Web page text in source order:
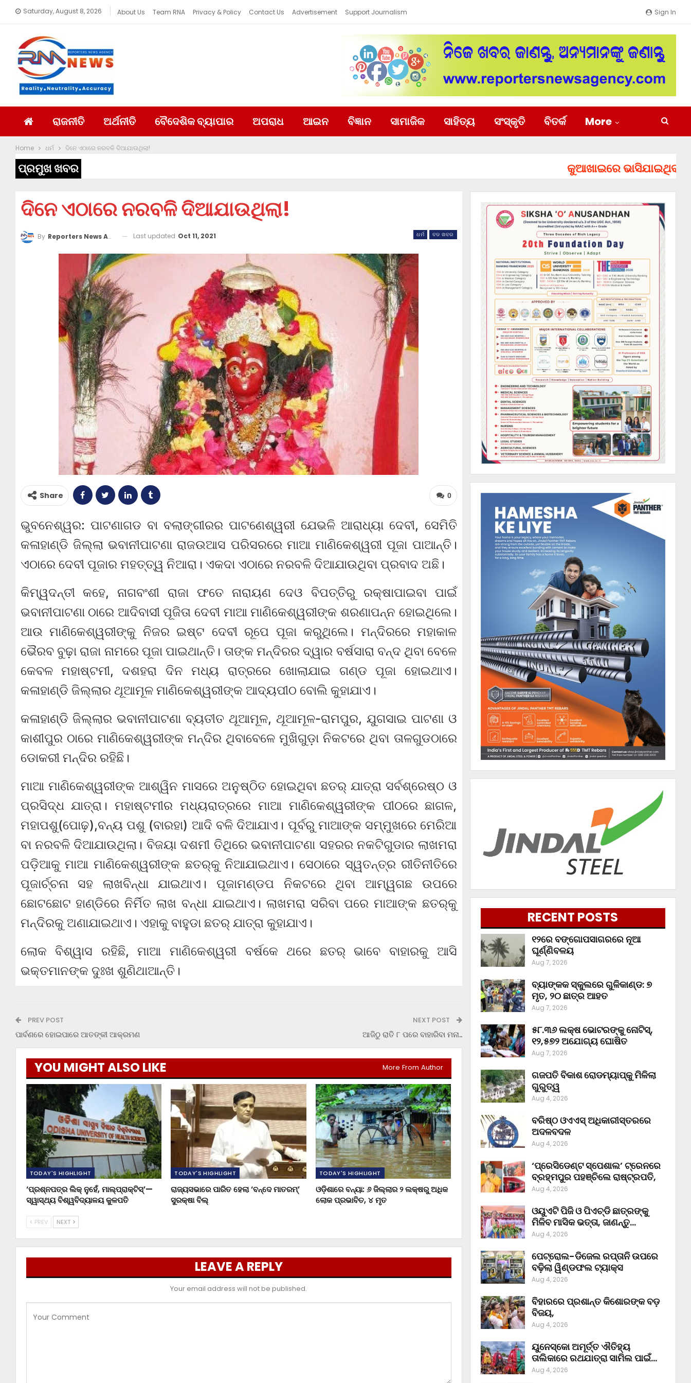
Sign In
Saturday, August 8, 2026 About Us Team RNA Privacy & Policy Contact Us Advertisement Support Journalism
ରାଜନୀତି ଅର୍ଥନୀତି ବୈଦେଶିକ ବ୍ୟାପାର ଅପରାଧ ଆଇନ ବିଜ୍ଞାନ ସାମାଜିକ ସାହିତ୍ୟ ସଂସ୍କୃତି ବିତର୍କ More
Home ଧର୍ମ ଦିନେ ଏଠାରେ ନରବଳି ଦିଆଯାଉଥିଲା!
ପ୍ରମୁଖ ଖବର କୁଆଖାଇରେ ଭାସିଯାଇଥିବା ୨
ଦିନେ ଏଠାରେ ନରବଳି ଦିଆଯାଉଥିଲା!
ଧର୍ମ ବଡ ଖବର
By Reporters News Agency Last updated Oct 11, 2021
0
Share
ଭୁବନେଶ୍ୱର: ପାଟଣାଗଡ ବା ବଲାଙ୍ଗୀରର ପାଟଣେଶ୍ୱରୀ ଯେଭଳି ଆରାଧ୍ୟା ଦେବୀ, ସେମିତି
କଳାହାଣ୍ଡି ଜିଲ୍ଲା ଭବାନୀପାଟଣା ରାଜଉଆସ ପରିସରରେ ମାଆ ମାଣିକେଶ୍ୱରୀ ପୂଜା ପାଆନ୍ତି।
ଏଠାରେ ଦେବୀ ପୂଜାର ମହତ୍ତ୍ୱ ନିଆରା। ଏକଦା ଏଠାରେ ନରବଳି ଦିଆଯାଉଥିବା ପ୍ରବାଦ ଅଛି।
କିମ୍ୱଦନ୍ତୀ କହେ, ନାଗବଂଶୀ ରାଜା ଫତେ ନାରାୟଣ ଦେଓ ବିପତ୍ତିରୁ ରକ୍ଷାପାଇବା ପାଇଁ
ଭବାନୀପାଟଣା ଠାରେ ଆଦିବାସୀ ପୂଜିତା ଦେବୀ ମାଆ ମାଣିକେଶ୍ୱରୀଙ୍କ ଶରଣାପନ୍ନ ହୋଇଥିଲେ।
ଆଉ ମାଣିକେଶ୍ୱରୀଙ୍କୁ ନିଜର ଇଷ୍ଟ ଦେବୀ ରୂପେ ପୂଜା କରୁଥିଲେ। ମନ୍ଦିରରେ ମହାକାଳ
ଭୈରବ ବୁଢ଼ା ରାଜା ନାମରେ ପୂଜା ପାଇଥାନ୍ତି। ତାଙ୍କ ମନ୍ଦିରର ଦ୍ୱାର ବର୍ଷସାରା ବନ୍ଦ ଥିବା ବେଳେ
କେବଳ ମହାଷ୍ଟମୀ, ଦଶହରା ଦିନ ମଧ୍ୟ ରାତ୍ରରେ ଖୋଲାଯାଇ ଗଣ୍ଡ ପୂଜା ହୋଇଥାଏ।
କଳାହାଣ୍ଡି ଜିଲ୍ଲାର ଥୂଆମୂଳ ମାଣିକେଶ୍ୱରୀଙ୍କ ଆଦ୍ୟପୀଠ ବୋଲି କୁହାଯାଏ।
କଳାହାଣ୍ଡି ଜିଲ୍ଲାର ଭବାନୀପାଟଣା ବ୍ୟତୀତ ଥୂଆମୂଳ, ଥୂଆମୂଳ-ରାମପୁର, ଯୁଗସାଇ ପାଟଣା ଓ
କାଶୀପୁର ଠାରେ ମାଣିକେଶ୍ୱରୀଙ୍କ ମନ୍ଦିର ଥିବାବେଳେ ମୁଖିଗୁଡ଼ା ନିକଟରେ ଥିବା ତାଳଗୁଡଠାରେ
ଡୋକରୀ ମନ୍ଦିର ରହିଛି।
ମାଆ ମାଣିକେଶ୍ୱରୀଙ୍କ ଆଶ୍ୱିନ ମାସରେ ଅନୁଷ୍ଠିତ ହୋଇଥିବା ଛତର୍‍ ଯାତ୍ରା ସର୍ବଶ୍ରେଷ୍ଠ ଓ
ପ୍ରସିଦ୍ଧ ଯାତ୍ରା। ମହାଷ୍ଟମୀର ମଧ୍ୟରାତ୍ରରେ ମାଆ ମାଣିକେଶ୍ୱରୀଙ୍କ ପୀଠରେ ଛାଗଳ,
ମହାପଶୁ(ପୋଢ଼),ବନ୍ୟ ପଶୁ (ବାରହା) ଆଦି ବଳି ଦିଆଯାଏ। ପୂର୍ବରୁ ମାଆଙ୍କ ସମ୍ମୁଖରେ ମେରିଆ
ବା ନରବଳି ଦିଆଯାଉଥିଲା। ବିଜୟା ଦଶମୀ ତିଥିରେ ଭବାନୀପାଟଣା ସହରର ନକଟିଗୁଡାର ଲାଖମରା
ପଡ଼ିଆକୁ ମାଆ ମାଣିକେଶ୍ୱରୀଙ୍କ ଛତର୍‍କୁ ନିଆଯାଇଥାଏ। ସେଠାରେ ସ୍ୱତନ୍ତ୍ର ରୀତିନୀତିରେ
ପୂଜାର୍ଚ୍ଚନା ସହ ଲାଖବିନ୍ଧା ଯାଇଥାଏ। ପୂଜାମଣ୍ଡପ ନିକଟରେ ଥିବା ଆମ୍ୱଗଛ ଉପରେ
ଛୋଟଛୋଟ ହାଣ୍ଡିରେ ନିର୍ମିତ ଲାଖ ବନ୍ଧା ଯାଇଥାଏ। ଲାଖମରା ସରିବା ପରେ ମାଆଙ୍କ ଛତର୍‍କୁ
ମନ୍ଦିରକୁ ଅଣାଯାଇଥାଏ। ଏହାକୁ ବାହୁଡା ଛତର୍‍ ଯାତ୍ରା କୁହାଯାଏ।
ଲୋକ ବିଶ୍ୱାସ ରହିଛି, ମାଆ ମାଣିକେଶ୍ୱରୀ ବର୍ଷକେ ଥରେ ଛତର୍‍ ଭାବେ ବାହାରକୁ ଆସି
ଭକ୍ତମାନଙ୍କ ଦୁଃଖ ଶୁଣିଥାଆନ୍ତି।
PREV POST
ପାର୍ବଣରେ ହୋଇପାରେ ଆତଙ୍କୀ ଆକ୍ରମଣ
NEXT POST
ଆଜିଠୁ ରାତି ୮ ପରେ ବାହାରିବା ମନା..
YOU MIGHT ALSO LIKE More From Author
TODAY'S HIGHLIGHT
‘ପ୍ରଶ୍ନପତ୍ର ଲିକ୍ ନୁହେଁ, ମାଲ୍‌ପ୍ରାକ୍ଟିସ୍’—
ସ୍ୱାସ୍ଥ୍ୟ ବିଶ୍ୱବିଦ୍ୟାଳୟ କୁଳପତି
TODAY'S HIGHLIGHT
ରାଜ୍ୟସଭାରେ ପାରିତ ହେଲା ‘ବନ୍ଦେ ମାତରମ୍’
ସୁରକ୍ଷା ବିଲ୍
TODAY'S HIGHLIGHT
ଓଡ଼ିଶାରେ ବନ୍ୟା: ୬ ଜିଲ୍ଲାର ୨ ଲକ୍ଷରୁ ଅଧିକ
ଲୋକ ପ୍ରଭାବିତ, ୪ ମୃତ
PREV NEXT
LEAVE A REPLY
Your email address will not be published.
RECENT POSTS
୧୨ରେ ବଙ୍ଗୋପସାଗରରେ ନୂଆ
ଘୂର୍ଣ୍ଣିବଳୟ
Aug 7, 2026
ବ୍ୟାଙ୍କକ ସ୍କୁଲରେ ଗୁଳିକାଣ୍ଡ: ୭
ମୃତ, ୨୦ ଛାତ୍ର ଆହତ
Aug 7, 2026
୫୮.୩୬ ଲକ୍ଷ ଭୋଟରଙ୍କୁ ନୋଟିସ୍‌,
୧୨,୫୭୨ ଅଯୋଗ୍ୟ ଘୋଷିତ
Aug 7, 2026
ଗଜପତି ବିକାଶ ରୋଡମ୍ୟାପ୍‌କୁ ମିଳିଲା
ଗୁରୁତ୍ୱ
Aug 4, 2026
ବରିଷ୍ଠ ଓଏଏସ୍‌ ଅଧିକାରୀସ୍ତରରେ
ଅଦଳବଦଳ
Aug 4, 2026
‘ପ୍ରେସିଡେଣ୍ଟ ସ୍ପେଶାଲ’ ଟ୍ରେନରେ
ବ୍ରହ୍ମପୁର ପହଞ୍ଚିଲେ ରାଷ୍ଟ୍ରପତି,
Aug 4, 2026
ଓୟୁଏଟି ପିଜି ଓ ପିଏଚ୍‌ଡି ଛାତ୍ରଙ୍କୁ
ମିଳିବ ମାସିକ ଭତ୍ତା, ଜାଣନ୍ତୁ…
Aug 4, 2026
ପେଟ୍ରୋଲ-ଡିଜେଲ ରପ୍ତାନି ଉପରେ
ବଢ଼ିଲା ୱିଣ୍ଡଫଲ ଟ୍ୟାକ୍ସ
Aug 4, 2026
ବିହାରରେ ପ୍ରଶାନ୍ତ କିଶୋରଙ୍କ ବଡ଼
ବିଜୟ,
Aug 4, 2026
ୟୁନେସ୍କୋ ଅମୂର୍ତ୍ତ ଐତିହ୍ୟ
ତାଲିକାରେ ରଥଯାତ୍ରା ସାମିଲ ପାଇଁ…
Aug 4, 2026